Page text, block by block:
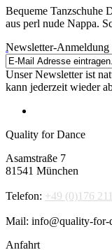
Bequeme Tanzschuhe
aus perl nude Nappa.
Newsletter-Anmeldung
Unser Newsletter ist
kann jederzeit wieder
Quality for Dance
Asamstraße 7
81541 München
Telefon: +49 (0)176
Mail: info@quality-for-
Anfahrt